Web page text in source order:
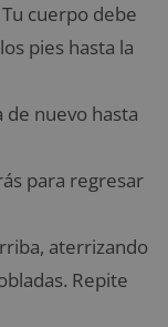
cuerpo debe
pies hasta la
de nuevo hasta
para regresar
aterrizando
Repite